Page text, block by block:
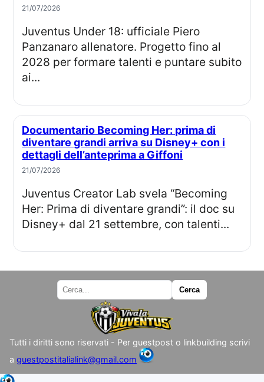
21/07/2026
Juventus Under 18: ufficiale Piero
Panzanaro allenatore. Progetto fino al
2028 per formare talenti e puntare subito
ai...
Documentario Becoming Her: prima di
diventare grandi arriva su Disney+ con i
dettagli dell’anteprima a Giffoni
21/07/2026
Juventus Creator Lab svela “Becoming
Her: Prima di diventare grandi”: il doc su
Disney+ dal 21 settembre, con talenti...
Tutti i diritti sono riservati - Per guestpost o linkbuilding scrivi
a guestpostitalialink@gmail.com